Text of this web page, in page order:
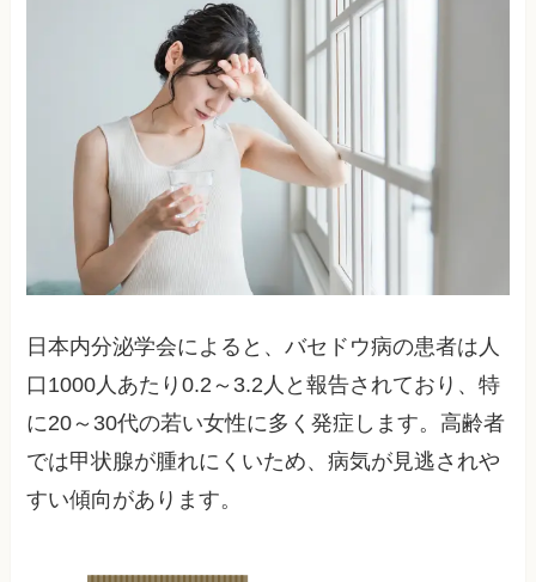
日本内分泌学会によると、バセドウ病の患者は人
口1000人あたり0.2～3.2人と報告されており、特
に20～30代の若い女性に多く発症します。高齢者
では甲状腺が腫れにくいため、病気が見逃されや
すい傾向があります。